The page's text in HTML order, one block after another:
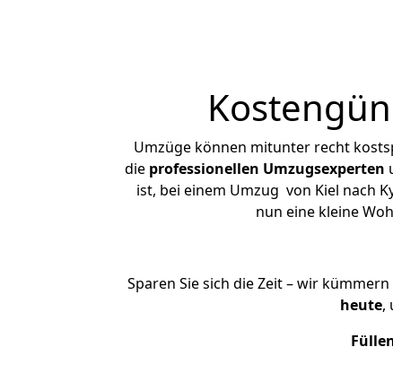
Umzüge können mitunter recht
die professionellen Umzugsexperten
ist, bei einem Umzug von Kiel nach
nun eine kleine
Sparen Sie sich die Zeit – wir
heute,